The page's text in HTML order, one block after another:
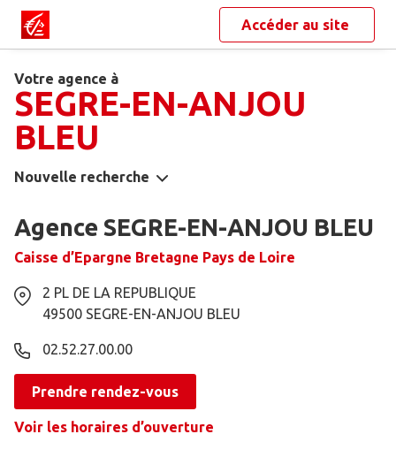
Accéder au site
Votre agence à
SEGRE-EN-ANJOU
BLEU
Nouvelle recherche
Agence SEGRE-EN-ANJOU BLEU
Caisse d’Epargne Bretagne Pays de Loire
2 PL DE LA REPUBLIQUE
49500 SEGRE-EN-ANJOU BLEU
02.52.27.00.00
Prendre rendez-vous
Voir les horaires d’ouverture